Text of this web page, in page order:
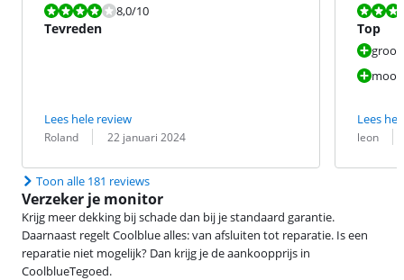
Beoordeling is 8,0 van de 10.
8,0/10
Tevreden
Lees hele review
Beoordeling door:
Roland
Datum: 22 januari 2024
Top
groot
Lees
leon
Datum:
Toon alle 181 reviews
Verzeker je monitor
Krijg meer dekking bij schade dan bij je standaard garantie.
Daarnaast regelt Coolblue alles: van afsluiten tot reparatie. Is een
reparatie niet mogelijk? Dan krijg je de aankoopprijs in
CoolblueTegoed.